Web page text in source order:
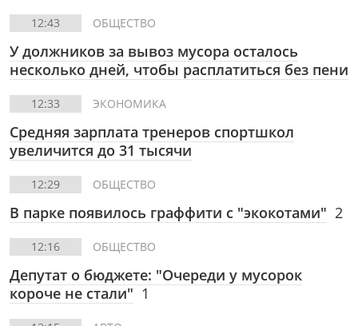
12:43 ОБЩЕСТВО
У должников за вывоз мусора осталось
несколько дней, чтобы расплатиться без пени
12:33 ЭКОНОМИКА
Средняя зарплата тренеров спортшкол
увеличится до 31 тысячи
12:29 ОБЩЕСТВО
В парке появилось граффити с "экокотами" 2
12:16 ОБЩЕСТВО
Депутат о бюджете: "Очереди у мусорок
короче не стали" 1